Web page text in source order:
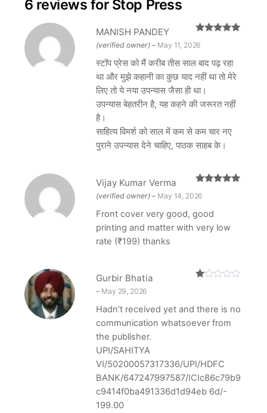
6 reviews for Stop Press
of 5
MANISH PANDEY
(verified owner) – May 11, 2026
स्टॉप प्रेस को मैं करीब तीस साल बाद पढ़ रहा
था और मुझे कहानी का कुछ याद नहीं था तो मेरे
लिए तो ये नया उपन्यास जैसा ही था।
उपन्यास बेहतरीन है, यह कहने की जरूरत नहीं
है।
साहित्य विमर्श को साल में कम से कम चार नए
पुराने उपन्यास देने चाहिए, पाठक साहब के।
of 5
Vijay Kumar Verma
(verified owner) – May 14, 2026
Front cover very good, good
printing and matter with very low
rate (₹199) thanks
1
o
ut
Gurbir Bhatia
– May 29, 2026
Hadn’t received yet and there is no
communication whatsoever from
the publisher.
UPI/SAHITYA
VI/50200057317336/UPI/HDFC
BANK/647247997587/ICIc86c79b9
c9414f0ba491336d1d94eb 6d/-
199.00